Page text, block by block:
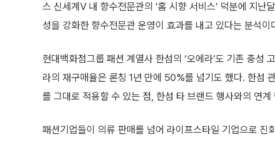
스 신세계V 내 향수전문관의 ‘홈 시향 서비스’ 덕분에 지
성을 강화한 향수전문관 운영이 효과를 내고 있다는 분석이
현대백화점그룹 패션 계열사 한섬의 ‘오에라’도 기존 충성
라의 재구매율은 론칭 1년 만에 50%를 넘기도 했다. 한섬
를 그대로 적용할 수 있는 점, 한섬 타 브랜드 행사와의 연
패션기업들이 의류 판매를 넘어 라이프스타일 기업으로